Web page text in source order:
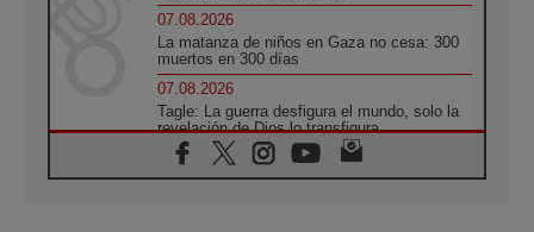
07.08.2026
La matanza de niños en Gaza no cesa: 300
muertos en 300 días
07.08.2026
Tagle: La guerra desfigura el mundo, solo la
revelación de Dios lo transfigura
07.08.2026
Presentada la Trienal de Arte de las